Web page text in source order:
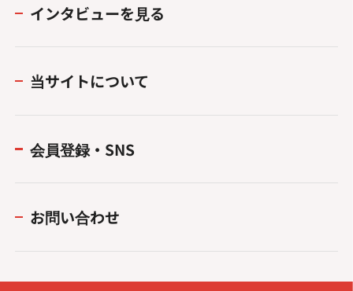
インタビューを見る
当サイトについて
会員登録・SNS
お問い合わせ